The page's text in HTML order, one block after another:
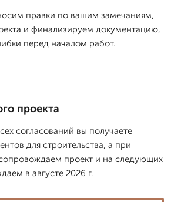
правки по вашим замечаниям,
и финализируем документацию,
перед началом работ.
проекта
согласований вы получаете
для строительства, а при
проект и на следующих
в августе 2026 г.